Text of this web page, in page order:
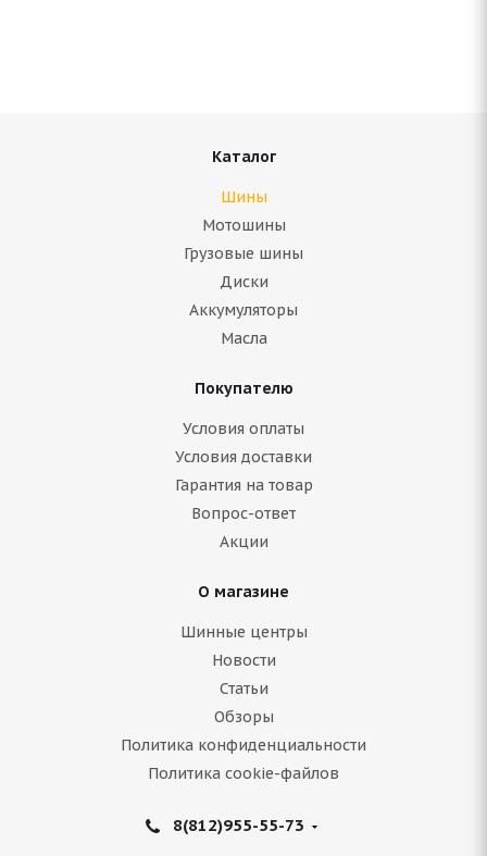
ARIVO ICE CLAW ARW7 235/55 R17 103T
Каталог
Шины
Мотошины
Грузовые шины
Диски
Аккумуляторы
Масла
Покупателю
Условия оплаты
Условия доставки
Гарантия на товар
Вопрос-ответ
Акции
О магазине
Шинные центры
Новости
Статьи
Обзоры
Политика конфиденциальности
Политика cookie-файлов
8(812)955-55-73